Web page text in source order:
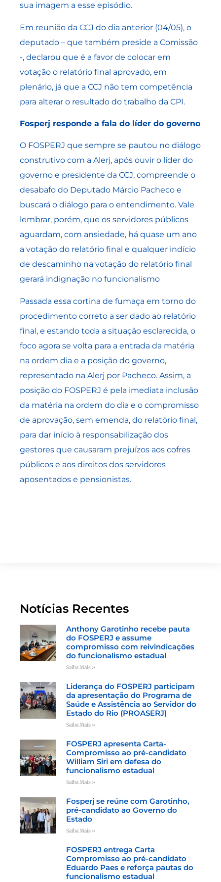
sua imagem a esse episódio.
Em reunião da CCJ do dia anterior (04/05), o
deputado – que também preside a Comissão
-, declarou que é a favor de colocar em
votação o relatório final aprovado, em
plenário, já que a CCJ não tem competência
para alterar o resultado do trabalho da CPI.
Fosperj responde a fala do líder do governo
O FOSPERJ que sempre se pautou no diálogo
construtivo com a Alerj, após ouvir o líder do
governo e presidente da CCJ, compreende o
desabafo do Deputado Márcio Pacheco e
buscará o diálogo para o entendimento. Vale
lembrar, porém, que os servidores públicos
aguardam, com ansiedade, há quase um ano
a votação do relatório final e qualquer indício
de descaminho na votação do relatório final
gerará indignação no funcionalismo
Passada essa cortina de fumaça em torno do
procedimento correto a ser dado ao relatório
final, e estando toda a situação esclarecida, o
foco agora se volta para a entrada da matéria
na ordem dia e a posição do governo,
representado na Alerj por Pacheco. Assim, a
posição do FOSPERJ é pela imediata inclusão
da matéria na ordem do dia e o compromisso
de aprovação, sem emenda, do relatório final,
para dar início à responsabilização dos
gestores que causaram prejuízos aos cofres
públicos e aos direitos dos servidores
aposentados e pensionistas.
Notícias Recentes
Anthony Garotinho recebe pauta
do FOSPERJ e assume
compromisso com reivindicações
do funcionalismo estadual
Saiba Mais »
Liderança do FOSPERJ participam
da apresentação do Programa de
Saúde e Assistência ao Servidor do
Estado do Rio (PROASERJ)
Saiba Mais »
FOSPERJ apresenta Carta-
Compromisso ao pré-candidato
William Siri em defesa do
funcionalismo estadual
Saiba Mais »
Fosperj se reúne com Garotinho,
pré-candidato ao Governo do
Estado
Saiba Mais »
FOSPERJ entrega Carta
Compromisso ao pré-candidato
Eduardo Paes e reforça pautas do
funcionalismo estadual